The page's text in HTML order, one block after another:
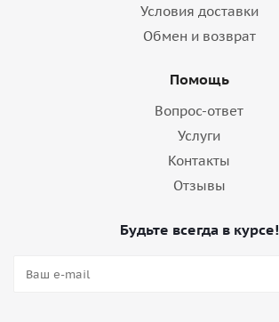
Условия доставки
Обмен и возврат
Помощь
Вопрос-ответ
Услуги
Контакты
Отзывы
Будьте всегда в курсе!